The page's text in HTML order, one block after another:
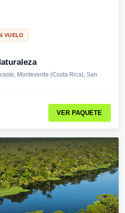
VUELO
Monteverde (Costa Rica), San
VER PAQUETE